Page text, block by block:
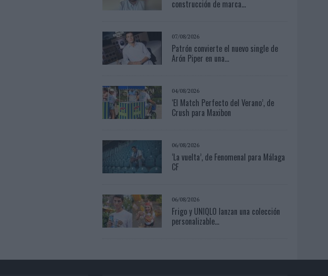
construcción de marca...
07/08/2026
Patrón convierte el nuevo single de
Arón Piper en una...
04/08/2026
‘El Match Perfecto del Verano’, de
Crush para Maxibon
06/08/2026
‘La vuelta’, de Fenomenal para Málaga
CF
06/08/2026
Frigo y UNIQLO lanzan una colección
personalizable...